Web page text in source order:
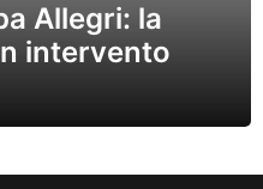
Allegri: la
intervento